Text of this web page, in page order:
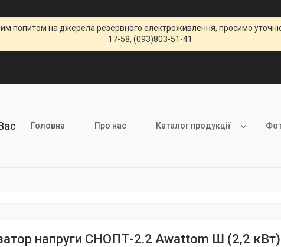
попитом на джерела резервного електроживлення, просимо
17-58, (093)803-51-41
Головна Про нас Каталог продукції
напруги СНОПТ-2.2 Awattom Ш (2,2 кВт)